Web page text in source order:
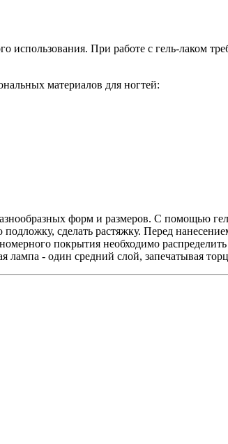
использования. При работе с гель-лаком
материалов для ногтей:
форм и размеров. С помощью
сделать растяжку. Перед
покрытия необходимо
- один средний слой, запечатывая